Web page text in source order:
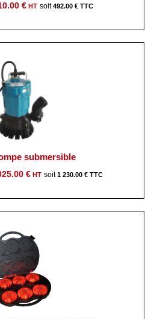
€.
€
Le
492.00 €
submersible
€.
€
Le
1 230.00 €